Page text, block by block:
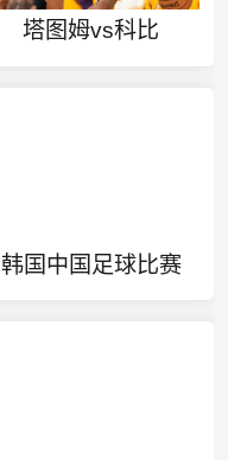
塔图姆vs科比
韩国中国足球比赛